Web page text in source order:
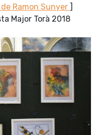
Ramon Sunyer ]
Major Torà 2018